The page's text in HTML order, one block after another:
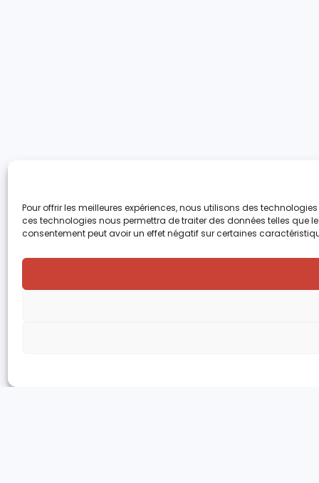
Pour offrir les meilleures expériences, nous utilisons des
ces technologies nous permettra de traiter des données telles que
consentement peut avoir un effet négatif sur certaines